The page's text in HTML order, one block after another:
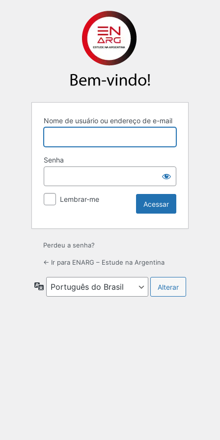
Nome de usuário ou endereço de e-mail
Senha
Lembrar-me
Perdeu a senha?
← Ir para ENARG – Estude na Argentina
Idioma